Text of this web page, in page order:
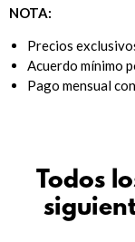
NOTA:
Precios
Acuerdo mínimo
Pago mensual
Todos